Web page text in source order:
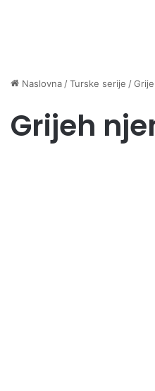
Naslovna /Turske serije /
Grijeh